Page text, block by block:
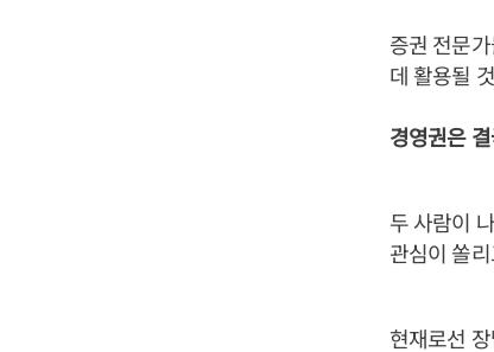
증권 전문
데 활용될
경영권은
두 사람이
관심이 쏠
현재로선